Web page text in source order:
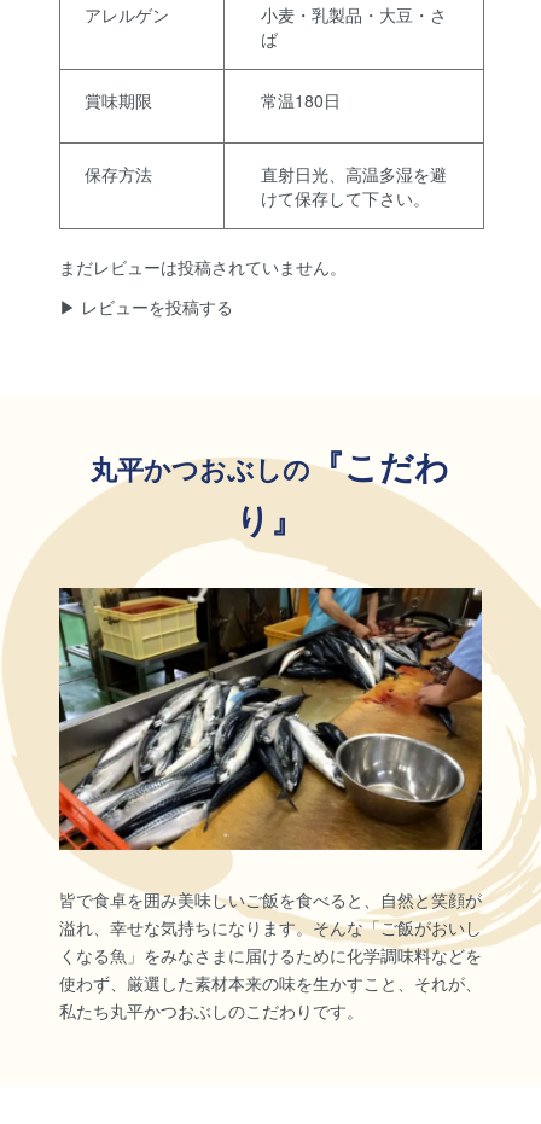
アレルゲン
小麦・乳製品・大豆・さ
ば
賞味期限 常温180日
保存方法
直射日光、高温多湿を避
けて保存して下さい。
まだレビューは投稿されていません。
▶︎ レビューを投稿する
丸平かつおぶしの『こだわ
り』
皆で食卓を囲み美味しいご飯を食べると、自然と笑顔が
溢れ、幸せな気持ちになります。そんな「ご飯がおいし
くなる魚」をみなさまに届けるために化学調味料などを
使わず、厳選した素材本来の味を生かすこと、それが、
私たち丸平かつおぶしのこだわりです。